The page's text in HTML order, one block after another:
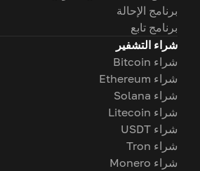
برنامج الإحالة
برنامج تابع
شراء التشفير
شراء Bitcoin
شراء Ethereum
شراء Solana
شراء Litecoin
شراء USDT
شراء Tron
شراء Monero